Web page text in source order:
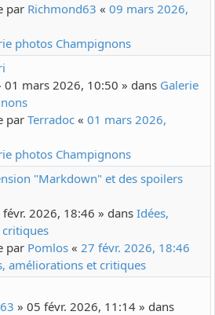
par Richmond63 « 09 mars 2026,
photos Champignons
01 mars 2026, 10:50 » dans Galerie
par Terradoc « 01 mars 2026,
photos Champignons
"Markdown" et des spoilers
févr. 2026, 18:46 » dans Idées,
par Pomlos « 27 févr. 2026, 18:46
améliorations et critiques
» 05 févr. 2026, 11:14 » dans